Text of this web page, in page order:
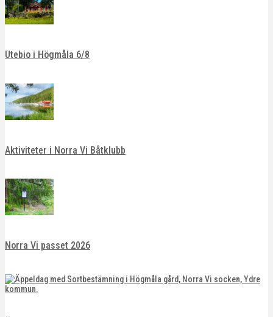
Utebio i Högmåla 6/8
Aktiviteter i Norra Vi Båtklubb
Norra Vi passet 2026